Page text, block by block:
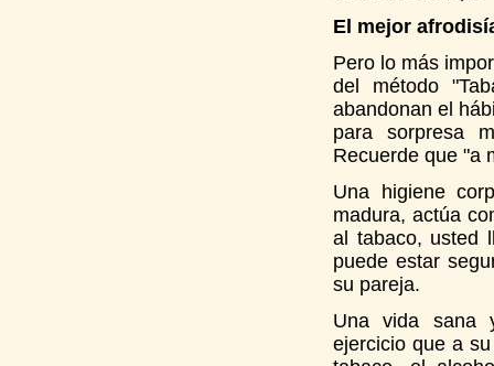
El mejor
Pero lo más
del método
abandonan el
para sorpresa
Recuerde que "a
Una higiene
madura, actúa
al tabaco, usted
puede estar
su pareja.
Una vida sana
ejercicio que a